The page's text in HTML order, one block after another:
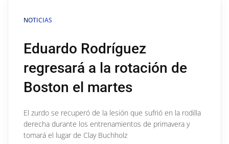
NOTICIAS
Eduardo Rodríguez
regresará a la rotación de
Boston el martes
El zurdo se recuperó de la lesión que sufrió en la rodilla
derecha durante los entrenamientos de primavera y
tomará el lugar de Clay Buchholz